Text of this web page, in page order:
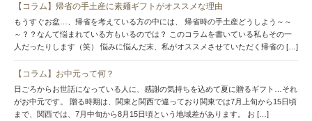
【コラム】帰省の手土産に素麺ギフトがオススメな理由
もうすぐお盆…、帰省を考えている方の中には、 帰省時の手土産どうしよう～～
～？？なんて悩まれている方もいるのでは？ このコラムを書いている私もその一
人だったりします（笑） 悩みに悩んだ末、私がオススメさせていただく帰省の […]
【コラム】お中元って何？
日ごろからお世話になっている人に、感謝の気持ちを込めて夏に贈るギフト…それ
がお中元です。 贈る時期は、関東と関西で違っており関東では7月上旬から15日頃
まで、関西では、7月中旬から8月15日頃という地域差があります。 お […]